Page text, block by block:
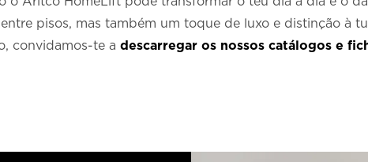
pisos, mas também um toque de luxo e distinção à
convidamos-te a descarregar os nossos catálogos e